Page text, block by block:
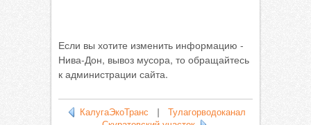
Если вы хотите изменить информацию -
Нива-Дон, вывоз мусора, то обращайтесь
к администрации сайта.
КалугаЭкоТранс
Тулагорводоканал